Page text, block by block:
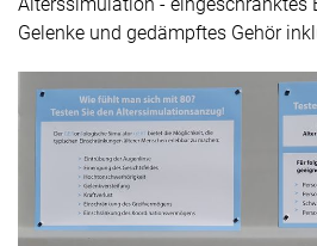
Alterssimulation - eingeschränktes
Gelenke und gedämpftes Gehör